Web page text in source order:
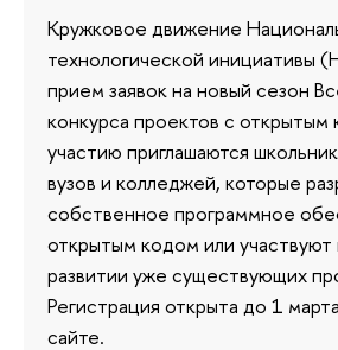
Кружковое движение
технологической инициативы
прием заявок на новый сезон
конкурса проектов с
участию приглашаются
вузов и колледжей, которые
собственное программное
открытым кодом или участвуют
развитии уже существующих
Регистрация открыта до 1
сайте.